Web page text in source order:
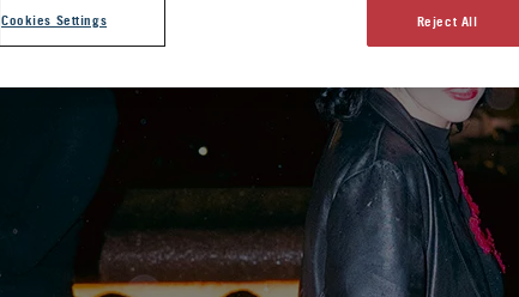
Cookies Settings Reject All